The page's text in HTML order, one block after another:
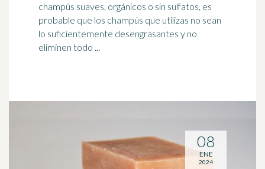
champús suaves, orgánicos o sin sulfatos, es
probable que los champús que utilizas no sean
lo suficientemente desengrasantes y no
eliminen todo ...
08
ENE
2024